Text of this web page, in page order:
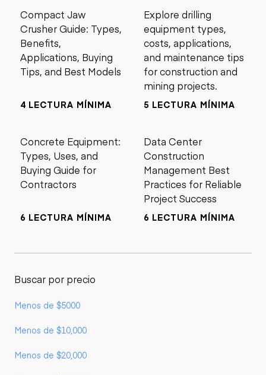
Compact Jaw
Crusher Guide: Types,
Benefits,
Applications, Buying
Tips, and Best Models
4 LECTURA MÍNIMA
Explore drilling
equipment types,
costs, applications,
and maintenance tips
for construction and
mining projects.
5 LECTURA MÍNIMA
Concrete Equipment:
Types, Uses, and
Buying Guide for
Contractors
6 LECTURA MÍNIMA
Data Center
Construction
Management Best
Practices for Reliable
Project Success
6 LECTURA MÍNIMA
Buscar por precio
Menos de $5000
Menos de $10,000
Menos de $20,000